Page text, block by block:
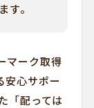
す。
マーク取得
安心サポー
「配っては